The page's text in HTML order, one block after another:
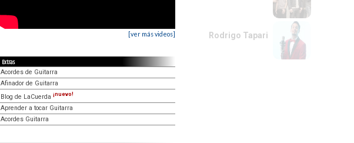
[ver más videos]
Extras
Acordes de Guitarra
Afinador de Guitarra
Blog de LaCuerda ¡nuevo!
Aprender a tocar Guitarra
Acordes Guitarra
Rodrigo Tapari